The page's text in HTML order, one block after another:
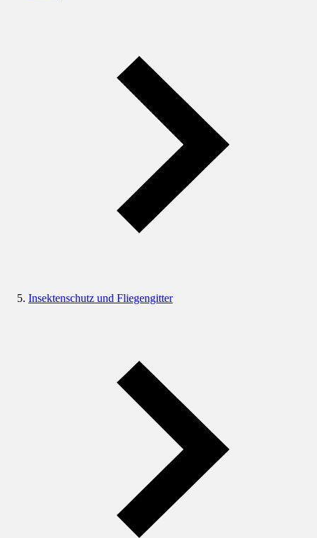
Insektenschutz und Fliegengitter